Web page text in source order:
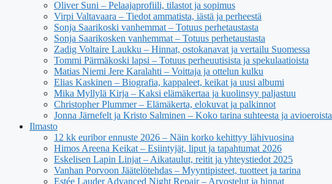
Oliver Suni – Pelaajaprofiili, tilastot ja sopimus
Virpi Valtavaara – Tiedot ammatista, iästä ja perheestä
Sonja Saarikoski vanhemmat – Totuus perhetaustasta
Sonja Saarikosken vanhemmat – Totuus perhetaustasta
Zadig Voltaire Laukku – Hinnat, ostokanavat ja vertailu Suomessa
Tommi Pärmäkoski lapsi – Totuus perheuutisista ja spekulaatioista
Matias Niemi Jere Karalahti – Voittaja ja ottelun kulku
Elias Kaskinen – Biografia, kappaleet, keikat ja uusi albumi
Mika Myllylä Kirja – Kaksi elämäkertaa ja kuolinsyy paljastuu
Christopher Plummer – Elämäkerta, elokuvat ja palkinnot
Jonna Järnefelt ja Kristo Salminen – Koko tarina suhteesta ja avioeroista
Ilmasto
12 kk euribor ennuste 2026 – Näin korko kehittyy lähivuosina
Himos Areena Keikat – Esiintyjät, liput ja tapahtumat 2026
Eskelisen Lapin Linjat – Aikataulut, reitit ja yhteystiedot 2025
Vanhan Porvoon Jäätelötehdas – Myyntipisteet, tuotteet ja tarina
Estée Lauder Advanced Night Repair – Arvostelut ja hinnat